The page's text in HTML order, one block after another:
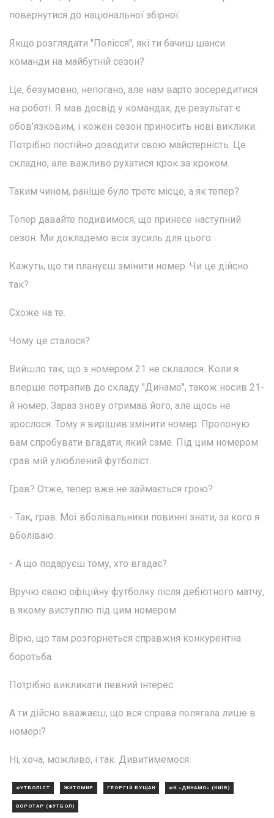
повернутися до національної збірної.
Якщо розглядати "Полісся", які ти бачиш шанси
команди на майбутній сезон?
Це, безумовно, непогано, але нам варто зосередитися
на роботі. Я мав досвід у командах, де результат є
обов'язковим, і кожен сезон приносить нові виклики.
Потрібно постійно доводити свою майстерність. Це
складно, але важливо рухатися крок за кроком.
Таким чином, раніше було третє місце, а як тепер?
Тепер давайте подивимося, що принесе наступний
сезон. Ми докладемо всіх зусиль для цього.
Кажуть, що ти плануєш змінити номер. Чи це дійсно
так?
Схоже на те.
Чому це сталося?
Вийшло так, що з номером 21 не склалося. Коли я
вперше потрапив до складу "Динамо", також носив 21-
й номер. Зараз знову отримав його, але щось не
зрослося. Тому я вирішив змінити номер. Пропоную
вам спробувати вгадати, який саме. Під цим номером
грав мій улюблений футболіст.
Грав? Отже, тепер вже не займається грою?
- Так, грав. Мої вболівальники повинні знати, за кого я
вболіваю.
- А що подаруєш тому, хто вгадає?
Вручю свою офіційну футболку після дебютного матчу,
в якому виступлю під цим номером.
Вірю, що там розгорнеться справжня конкурентна
боротьба.
Потрібно викликати певний інтерес.
А ти дійсно вважаєш, що вся справа полягала лише в
номері?
Ні, хоча, можливо, і так. Дивитимемося.
ФУТБОЛІСТ ЖИТОМИР ГЕОРГІЙ БУЩАН ФК «ДИНАМО» (КИЇВ)
ВОРОТАР (ФУТБОЛ)